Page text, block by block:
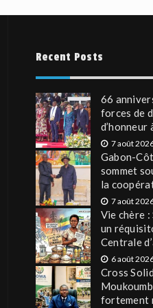
Recent Posts
66
forces de
d’honneur
7 août
Gabon-
sommet
la
7 août
Vie chère :
un
Centrale
6 août
Cross
fortement